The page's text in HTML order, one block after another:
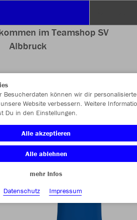
im Teamshop SV
Albbruck
Farbe
Besucherdaten können wir dir personalisierte
Website verbessern. Weitere
Du in den Einstellungen.
Alle akzeptieren
Alle ablehnen
mehr Infos
Datenschutz
Impressum